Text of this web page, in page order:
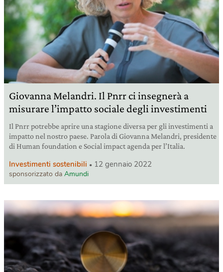
Giovanna Melandri. Il Pnrr ci insegnerà a
misurare l’impatto sociale degli investimenti
Il Pnrr potrebbe aprire una stagione diversa per gli investimenti a
impatto nel nostro paese. Parola di Giovanna Melandri, presidente
di Human foundation e Social impact agenda per l’Italia.
Investimenti sostenibili 12 gennaio 2022
sponsorizzato da Amundi